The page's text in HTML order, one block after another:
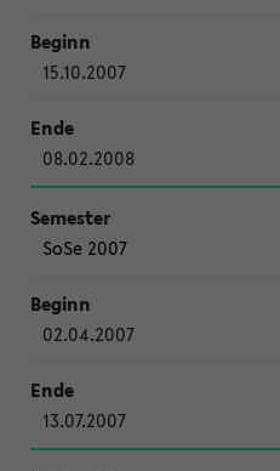
15.10.2007
08.02.2008
SoSe 2007
02.04.2007
13.07.2007